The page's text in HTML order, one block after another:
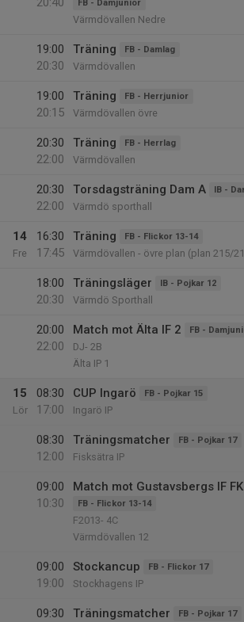
FB - Damjunior
Värmdövallen Nedre
19:00
20:30
Träning FB - Damlag
Värmdövallen
19:00
20:15
Träning FB - Herrjunior
Värmdövallen övre
20:30
22:00
Träning FB - Herrlag
Värmdövallen
20:30
22:00
Torsdagsträning Dam A IB -
Värmdö sporthall
14
Fre
16:30
17:45
Träning FB - Flickor 13-14
Värmdövallen - övre plan (plan 215/
18:00
20:30
Träningsläger IB - Pojkar 12
Värmdö Sporthall
20:00
22:00
Match mot Älta IF 2 FB -
DJ- 2B
Älta IP 1
15
Lör
08:30
17:00
CUP Ingarö FB - Pojkar 15
Ingarö IP
08:30
12:00
Träningsmatcher FB - Pojkar 17
Fisksätra IP
09:00
10:30
Match mot Gustavsbergs IF
FB - Flickor 13-14
F2013- 4C
Värmdövallen 12
09:00
19:00
Stockancup FB - Flickor 17
Stockhagens IP
09:30
Träningsmatcher FB - Pojkar 17